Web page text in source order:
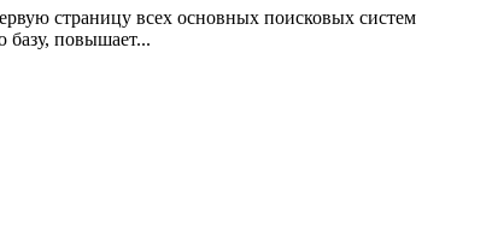
страницу всех основных поисковых систем
базу, повышает...